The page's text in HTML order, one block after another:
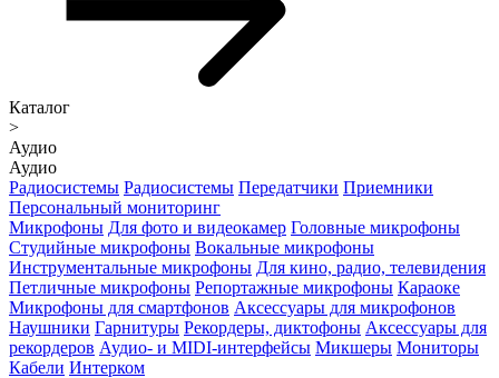
Каталог
>
Аудио
Аудио
Радиосистемы Радиосистемы Передатчики Приемники
Персональный мониторинг
Микрофоны Для фото и видеокамер Головные микрофоны
Студийные микрофоны Вокальные микрофоны
Инструментальные микрофоны Для кино, радио, телевидения
Петличные микрофоны Репортажные микрофоны Караоке
Микрофоны для смартфонов Аксессуары для микрофонов
Наушники Гарнитуры Рекордеры, диктофоны Аксессуары для
рекордеров Аудио- и MIDI-интерфейсы Микшеры Мониторы
Кабели Интерком